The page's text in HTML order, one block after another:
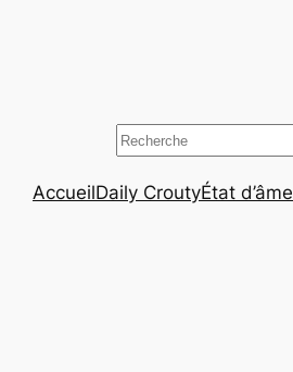
Rechercher
AccueilDaily CroutyÉtat d’âme